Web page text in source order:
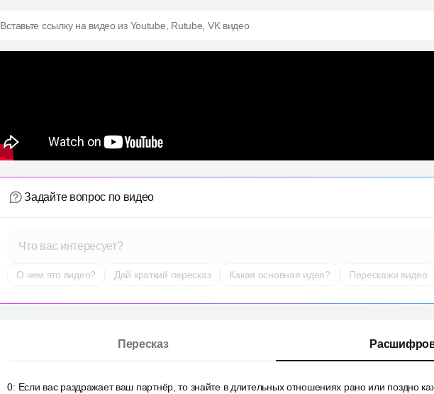
Вставьте ссылку на видео из Youtube, Rutube, VK видео
Задайте вопрос по видео
Что вас интересует?
О чем это видео? Дай краткий пересказ Какая основная идея? Перескажи видео
Пересказ
0: Если вас раздражает ваш партнёр, то знайте в длительных отношениях рано или поздно